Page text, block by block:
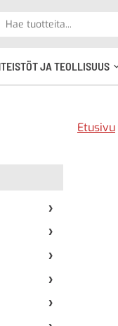
Hae
JA TEOLLISUUS
Etusivu